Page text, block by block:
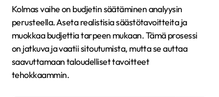
Kolmas vaihe on budjetin säätäminen analyysin
perusteella. Aseta realistisia säästötavoitteita ja
muokkaa budjettia tarpeen mukaan. Tämä prosessi
on jatkuva ja vaatii sitoutumista, mutta se auttaa
saavuttamaan taloudelliset tavoitteet
tehokkaammin.